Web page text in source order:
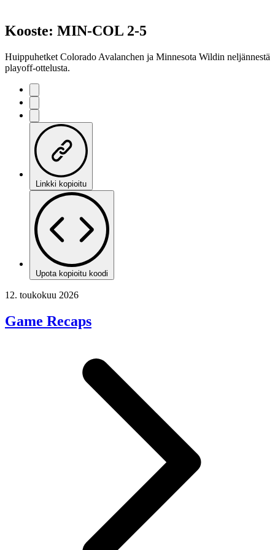
Kooste: MIN-COL 2-5
Huippuhetket Colorado Avalanchen ja Minnesota Wildin neljännestä
playoff-ottelusta.
Linkki kopioitu
Upota kopioitu koodi
12. toukokuu 2026
Game Recaps